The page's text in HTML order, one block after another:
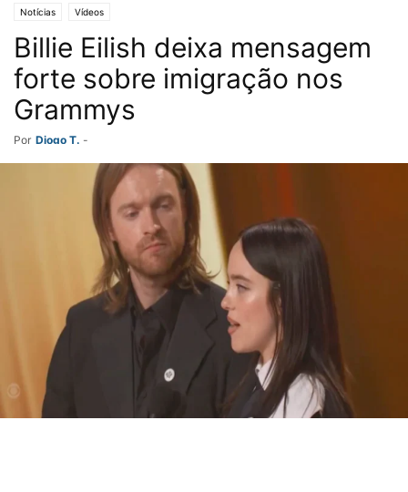
Notícias Vídeos
Billie Eilish deixa mensagem
forte sobre imigração nos
Grammys
Por Diogo T. -